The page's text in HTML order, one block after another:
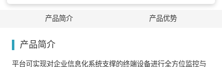
产品简介 产品优势
产品简介
平台可实现对企业信息化系统支撑的终端设备进行全方位监控与